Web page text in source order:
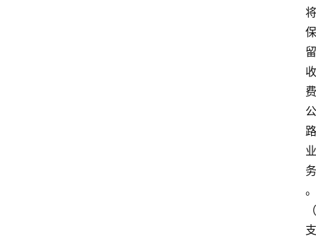
将
保
留
收
费
公
路
业
务
。
（
支